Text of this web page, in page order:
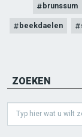
brunssum
beekdaelen
ZOEKEN